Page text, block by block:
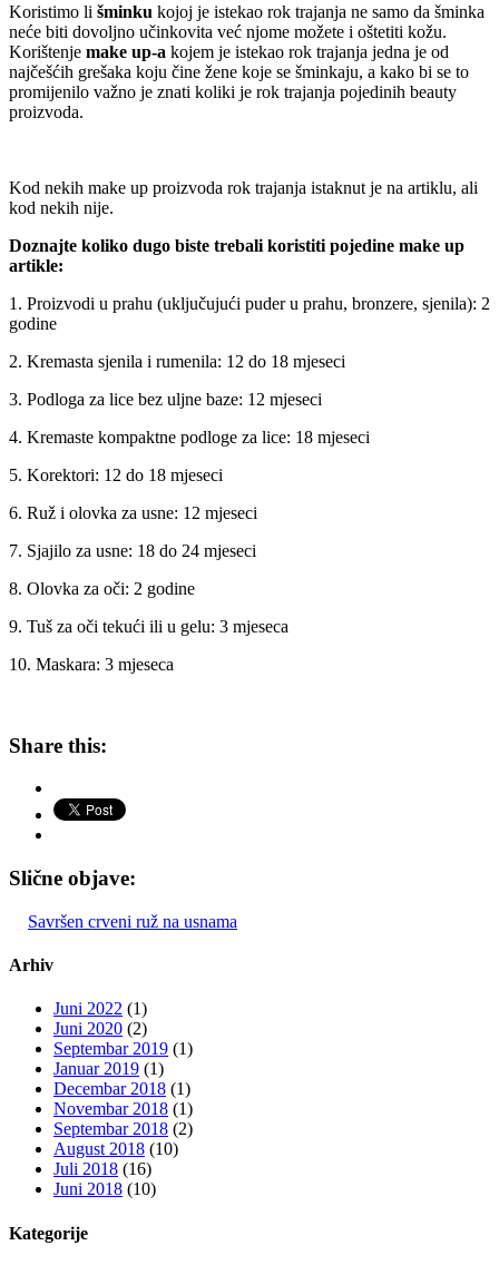
Koristimo li šminku kojoj je istekao rok trajanja ne samo da šminka
neće biti dovoljno učinkovita već njome možete i oštetiti kožu.
Korištenje make up-a kojem je istekao rok trajanja jedna je od
najčešćih grešaka koju čine žene koje se šminkaju, a kako bi se to
promijenilo važno je znati koliki je rok trajanja pojedinih beauty
proizvoda.
Kod nekih make up proizvoda rok trajanja istaknut je na artiklu, ali
kod nekih nije.
Doznajte koliko dugo biste trebali koristiti pojedine make up
artikle:
1. Proizvodi u prahu (uključujući puder u prahu, bronzere, sjenila): 2
godine
2. Kremasta sjenila i rumenila: 12 do 18 mjeseci
3. Podloga za lice bez uljne baze: 12 mjeseci
4. Kremaste kompaktne podloge za lice: 18 mjeseci
5. Korektori: 12 do 18 mjeseci
6. Ruž i olovka za usne: 12 mjeseci
7. Sjajilo za usne: 18 do 24 mjeseci
8. Olovka za oči: 2 godine
9. Tuš za oči tekući ili u gelu: 3 mjeseca
10. Maskara: 3 mjeseca
Share this:
Slične objave:
Savršen crveni ruž na usnama
Arhiv
Juni 2022 (1)
Juni 2020 (2)
Septembar 2019 (1)
Januar 2019 (1)
Decembar 2018 (1)
Novembar 2018 (1)
Septembar 2018 (2)
August 2018 (10)
Juli 2018 (16)
Juni 2018 (10)
Kategorije